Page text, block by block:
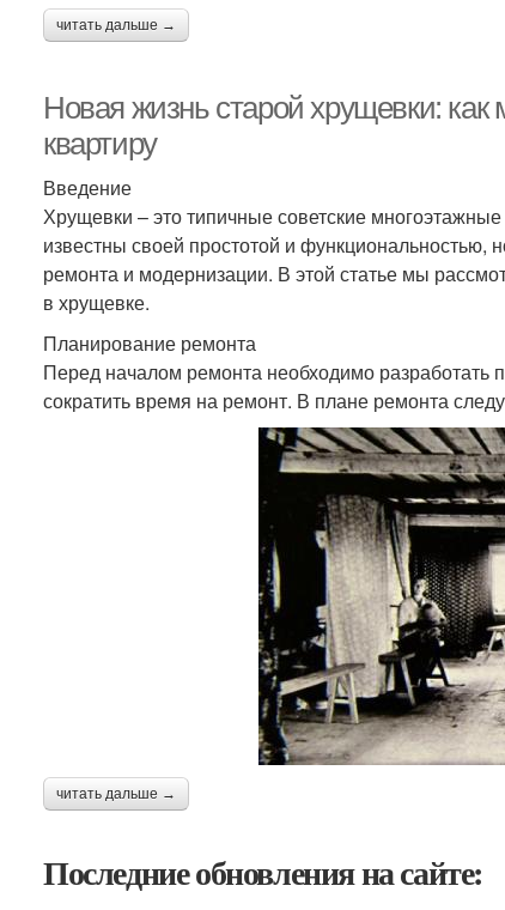
читать дальше →
Новая жизнь старой хрущевки:
квартиру
Введение
Хрущевки – это типичные советские
известны своей простотой и функциональностью,
ремонта и модернизации. В этой статье мы
в хрущевке.
Планирование ремонта
Перед началом ремонта необходимо разработать
сократить время на ремонт. В плане ремонта
читать дальше →
Последние обновления на сайте: